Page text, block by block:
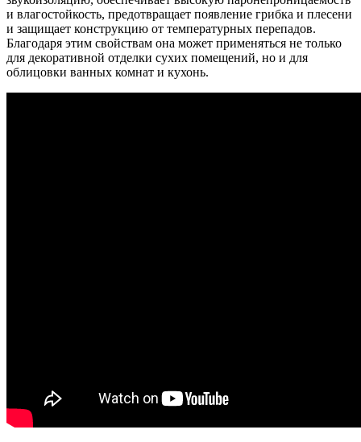
и влагостойкость, предотвращает появление грибка и плесени
и защищает конструкцию от температурных перепадов.
Благодаря этим свойствам она может применяться не только
для декоративной отделки сухих помещений, но и для
облицовки ванных комнат и кухонь.